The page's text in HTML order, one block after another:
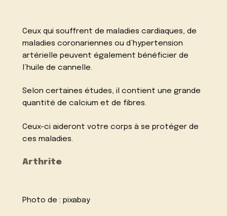
Ceux qui souffrent de maladies cardiaques, de
maladies coronariennes ou d’hypertension
artérielle peuvent également bénéficier de
l’huile de cannelle.
Selon certaines études, il contient une grande
quantité de calcium et de fibres.
Ceux-ci aideront votre corps à se protéger de
ces maladies.
Arthrite
Photo de :pixabay